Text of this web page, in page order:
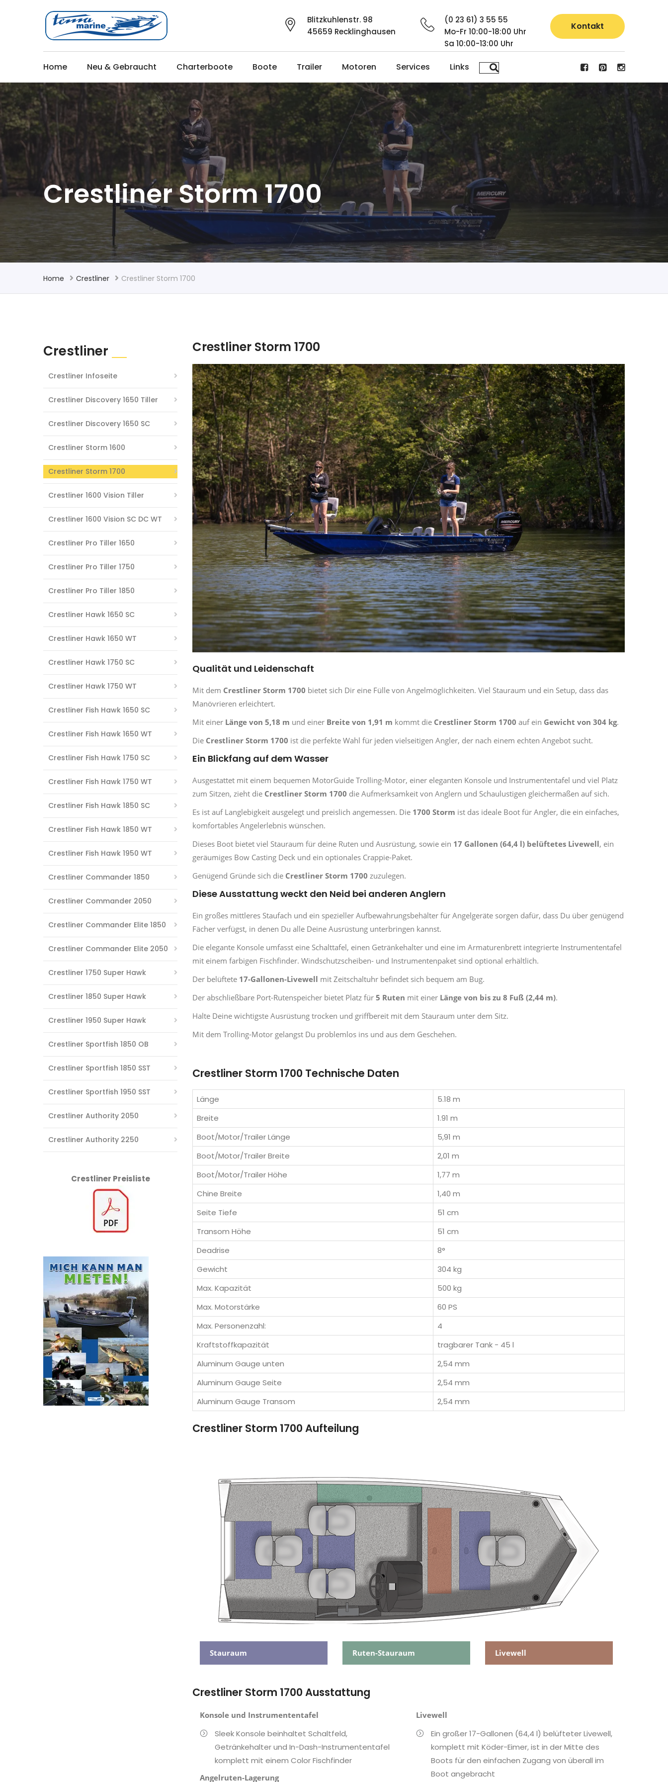
Blitzkuhlenstr. 98
45659 Recklinghausen
(0 23 61) 3 55 55
Mo-Fr 10:00-18:00 Uhr
Sa 10:00-13:00 Uhr
Kontakt
Home Neu & Gebraucht Charterboote Boote Trailer Motoren Services Links
Crestliner Storm 1700
Home Crestliner Crestliner Storm 1700
Crestliner
Crestliner Infoseite
Crestliner Discovery 1650 Tiller
Crestliner Discovery 1650 SC
Crestliner Storm 1600
Crestliner Storm 1700
Crestliner 1600 Vision Tiller
Crestliner 1600 Vision SC DC WT
Crestliner Pro Tiller 1650
Crestliner Pro Tiller 1750
Crestliner Pro Tiller 1850
Crestliner Hawk 1650 SC
Crestliner Hawk 1650 WT
Crestliner Hawk 1750 SC
Crestliner Hawk 1750 WT
Crestliner Fish Hawk 1650 SC
Crestliner Fish Hawk 1650 WT
Crestliner Fish Hawk 1750 SC
Crestliner Fish Hawk 1750 WT
Crestliner Fish Hawk 1850 SC
Crestliner Fish Hawk 1850 WT
Crestliner Fish Hawk 1950 WT
Crestliner Commander 1850
Crestliner Commander 2050
Crestliner Commander Elite 1850
Crestliner Commander Elite 2050
Crestliner 1750 Super Hawk
Crestliner 1850 Super Hawk
Crestliner 1950 Super Hawk
Crestliner Sportfish 1850 OB
Crestliner Sportfish 1850 SST
Crestliner Sportfish 1950 SST
Crestliner Authority 2050
Crestliner Authority 2250
Crestliner Preisliste
Crestliner Storm 1700
Qualität und Leidenschaft
Mit dem Crestliner Storm 1700 bietet sich Dir eine Fülle von Angelmöglichkeiten. Viel Stauraum und ein Setup, dass das
Manövrieren erleichtert.
Mit einer Länge von 5,18 m und einer Breite von 1,91 m kommt die Crestliner Storm 1700 auf ein Gewicht von 304 kg.
Die Crestliner Storm 1700 ist die perfekte Wahl für jeden vielseitigen Angler, der nach einem echten Angebot sucht.
Ein Blickfang auf dem Wasser
Ausgestattet mit einem bequemen MotorGuide Trolling-Motor, einer eleganten Konsole und Instrumententafel und viel Platz
zum Sitzen, zieht die Crestliner Storm 1700 die Aufmerksamkeit von Anglern und Schaulustigen gleichermaßen auf sich.
Es ist auf Langlebigkeit ausgelegt und preislich angemessen. Die 1700 Storm ist das ideale Boot für Angler, die ein einfaches,
komfortables Angelerlebnis wünschen.
Dieses Boot bietet viel Stauraum für deine Ruten und Ausrüstung, sowie ein 17 Gallonen (64,4 l) belüftetes Livewell, ein
geräumiges Bow Casting Deck und ein optionales Crappie-Paket.
Genügend Gründe sich die Crestliner Storm 1700 zuzulegen.
Diese Ausstattung weckt den Neid bei anderen Anglern
Ein großes mittleres Staufach und ein spezieller Aufbewahrungsbehälter für Angelgeräte sorgen dafür, dass Du über genügend
Fächer verfügst, in denen Du alle Deine Ausrüstung unterbringen kannst.
Die elegante Konsole umfasst eine Schalttafel, einen Getränkehalter und eine im Armaturenbrett integrierte Instrumententafel
mit einem farbigen Fischfinder. Windschutzscheiben- und Instrumentenpaket sind optional erhältlich.
Der belüftete 17-Gallonen-Livewell mit Zeitschaltuhr befindet sich bequem am Bug.
Der abschließbare Port-Rutenspeicher bietet Platz für 5 Ruten mit einer Länge von bis zu 8 Fuß (2,44 m).
Halte Deine wichtigste Ausrüstung trocken und griffbereit mit dem Stauraum unter dem Sitz.
Mit dem Trolling-Motor gelangst Du problemlos ins und aus dem Geschehen.
Crestliner Storm 1700 Technische Daten
Länge
5.18 m
Breite
1.91 m
Boot/Motor/Trailer Länge
5,91 m
Boot/Motor/Trailer Breite
2,01 m
Boot/Motor/Trailer Höhe
1,77 m
Chine Breite
1,40 m
Seite Tiefe
51 cm
Transom Höhe
51 cm
Deadrise
8°
Gewicht
304 kg
Max. Kapazität
500 kg
Max. Motorstärke
60 PS
Max. Personenzahl:
4
Kraftstoffkapazität
tragbarer Tank - 45 l
Aluminum Gauge unten
2,54 mm
Aluminum Gauge Seite
2,54 mm
Aluminum Gauge Transom
2,54 mm
Crestliner Storm 1700 Aufteilung
Stauraum Ruten-Stauraum Livewell
Crestliner Storm 1700 Ausstattung
Konsole und Instrumententafel
Sleek Konsole beinhaltet Schaltfeld,
Getränkehalter und In-Dash-Instrumententafel
komplett mit einem Color Fischfinder
Angelruten-Lagerung
Livewell
Ein großer 17-Gallonen (64,4 l) belüfteter Livewell,
komplett mit Köder-Eimer, ist in der Mitte des
Boots für den einfachen Zugang von überall im
Boot angebracht